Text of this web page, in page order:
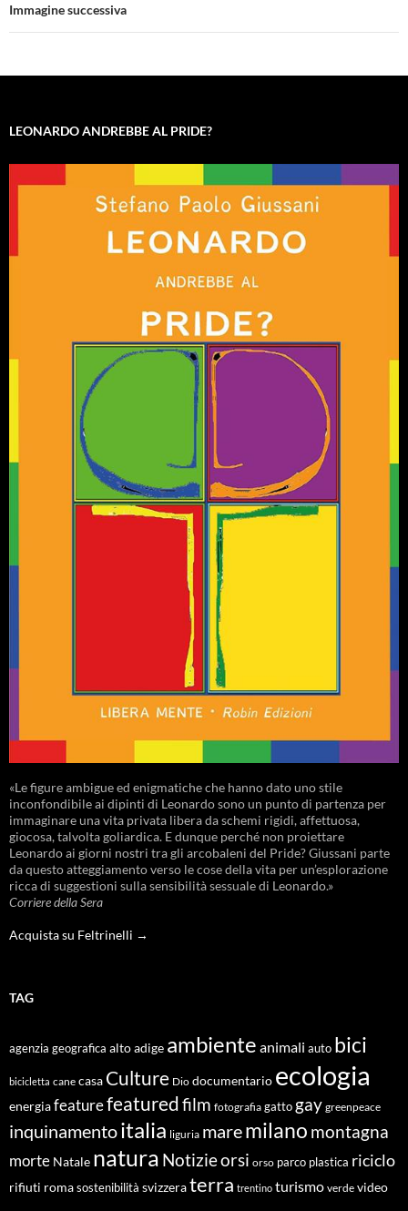
Immagine successiva
LEONARDO ANDREBBE AL PRIDE?
«Le figure ambigue ed enigmatiche che hanno dato uno stile
inconfondibile ai dipinti di Leonardo sono un punto di partenza per
immaginare una vita privata libera da schemi rigidi, affettuosa,
giocosa, talvolta goliardica. E dunque perché non proiettare
Leonardo ai giorni nostri tra gli arcobaleni del Pride? Giussani parte
da questo atteggiamento verso le cose della vita per un’esplorazione
ricca di suggestioni sulla sensibilità sessuale di Leonardo.»
Corriere della Sera
Acquista su Feltrinelli →
TAG
agenzia geografica alto adige ambiente animali auto bici
bicicletta cane casa Culture Dio documentario ecologia
energiafeaturefeaturedfilm fotografia gatto gay greenpeace
inquinamentoitalia liguria maremilano montagna
morte Natale natura Notizieorsi orso parco plastica riciclo
rifiuti roma sostenibilità svizzeraterra trentino turismo verde video